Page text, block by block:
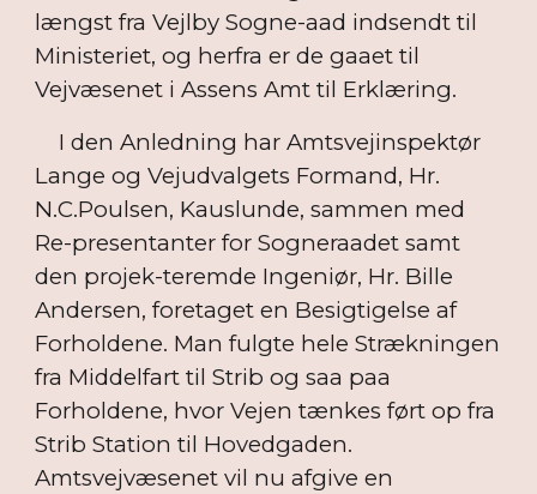
længst fra Vejlby Sogne-aad indsendt til
Ministeriet, og herfra er de gaaet til
Vejvæsenet i Assens Amt til Erklæring.
I den Anledning har Amtsvejinspektør
Lange og Vejudvalgets Formand, Hr.
N.C.Poulsen, Kauslunde, sammen med
Re-presentanter for Sogneraadet samt
den projek-teremde Ingeniør, Hr. Bille
Andersen, foretaget en Besigtigelse af
Forholdene. Man fulgte hele Strækningen
fra Middelfart til Strib og saa paa
Forholdene, hvor Vejen tænkes ført op fra
Strib Station til Hovedgaden.
Amtsvejvæsenet vil nu afgive en